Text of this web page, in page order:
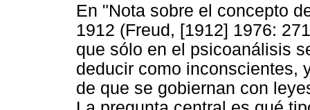
En "Nota sobre el concepto
1912 (Freud, [1912] 1976:
que sólo en el psicoanálisis
deducir como inconscientes,
de que se gobiernan con